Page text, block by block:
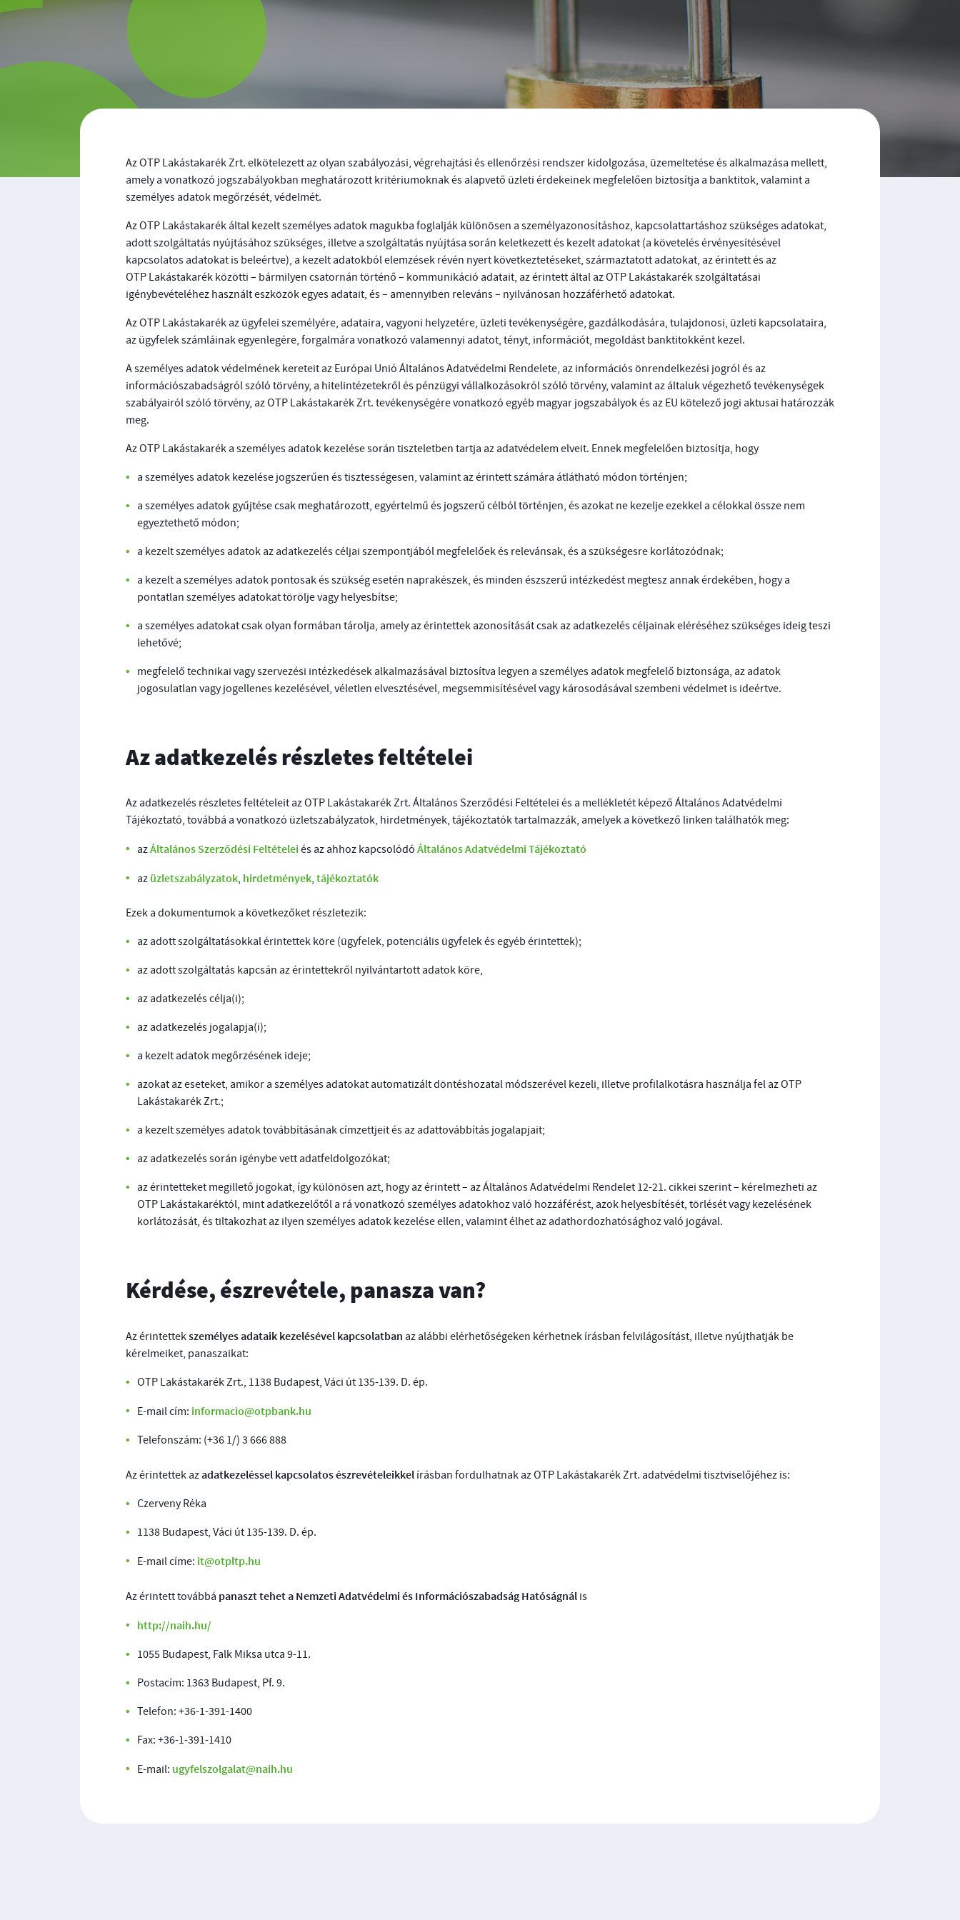
Az OTP Lakástakarék Zrt. elkötelezett az olyan szabályozási, végrehajtási és ellenőrzési rendszer kidolgozása, üzemeltetése és alkalmazása mellett,
amely a vonatkozó jogszabályokban meghatározott kritériumoknak és alapvető üzleti érdekeinek megfelelően biztosítja a banktitok, valamint a
személyes adatok megőrzését, védelmét.
Az OTP Lakástakarék által kezelt személyes adatok magukba foglalják különösen a személyazonosításhoz, kapcsolattartáshoz szükséges adatokat,
adott szolgáltatás nyújtásához szükséges, illetve a szolgáltatás nyújtása során keletkezett és kezelt adatokat (a követelés érvényesítésével
kapcsolatos adatokat is beleértve), a kezelt adatokból elemzések révén nyert következtetéseket, származtatott adatokat, az érintett és az
OTP Lakástakarék közötti – bármilyen csatornán történő – kommunikáció adatait, az érintett által az OTP Lakástakarék szolgáltatásai
igénybevételéhez használt eszközök egyes adatait, és – amennyiben releváns – nyilvánosan hozzáférhető adatokat.
Az OTP Lakástakarék az ügyfelei személyére, adataira, vagyoni helyzetére, üzleti tevékenységére, gazdálkodására, tulajdonosi, üzleti kapcsolataira,
az ügyfelek számláinak egyenlegére, forgalmára vonatkozó valamennyi adatot, tényt, információt, megoldást banktitokként kezel.
A személyes adatok védelmének kereteit az Európai Unió Általános Adatvédelmi Rendelete, az információs önrendelkezési jogról és az
információszabadságról szóló törvény, a hitelintézetekről és pénzügyi vállalkozásokról szóló törvény, valamint az általuk végezhető tevékenységek
szabályairól szóló törvény, az OTP Lakástakarék Zrt. tevékenységére vonatkozó egyéb magyar jogszabályok és az EU kötelező jogi aktusai határozzák
meg.
Az OTP Lakástakarék a személyes adatok kezelése során tiszteletben tartja az adatvédelem elveit. Ennek megfelelően biztosítja, hogy
a személyes adatok kezelése jogszerűen és tisztességesen, valamint az érintett számára átlátható módon történjen;
a személyes adatok gyűjtése csak meghatározott, egyértelmű és jogszerű célból történjen, és azokat ne kezelje ezekkel a célokkal össze nem
egyeztethető módon;
a kezelt személyes adatok az adatkezelés céljai szempontjából megfelelőek és relevánsak, és a szükségesre korlátozódnak;
a kezelt a személyes adatok pontosak és szükség esetén naprakészek, és minden észszerű intézkedést megtesz annak érdekében, hogy a
pontatlan személyes adatokat törölje vagy helyesbítse;
a személyes adatokat csak olyan formában tárolja, amely az érintettek azonosítását csak az adatkezelés céljainak eléréséhez szükséges ideig teszi
lehetővé;
megfelelő technikai vagy szervezési intézkedések alkalmazásával biztosítva legyen a személyes adatok megfelelő biztonsága, az adatok
jogosulatlan vagy jogellenes kezelésével, véletlen elvesztésével, megsemmisítésével vagy károsodásával szembeni védelmet is ideértve.
Az adatkezelés részletes feltételei
Az adatkezelés részletes feltételeit az OTP Lakástakarék Zrt. Általános Szerződési Feltételei és a mellékletét képező Általános Adatvédelmi
Tájékoztató, továbbá a vonatkozó üzletszabályzatok, hirdetmények, tájékoztatók tartalmazzák, amelyek a következő linken találhatók meg:
azÁltalános Szerződési Feltételei és az ahhoz kapcsolódó Általános Adatvédelmi Tájékoztató
az üzletszabályzatok, hirdetmények, tájékoztatók
Ezek a dokumentumok a következőket részletezik:
az adott szolgáltatásokkal érintettek köre (ügyfelek, potenciális ügyfelek és egyéb érintettek);
az adott szolgáltatás kapcsán az érintettekről nyilvántartott adatok köre,
az adatkezelés célja(i);
az adatkezelés jogalapja(i);
a kezelt adatok megőrzésének ideje;
azokat az eseteket, amikor a személyes adatokat automatizált döntéshozatal módszerével kezeli, illetve profilalkotásra használja fel az OTP
Lakástakarék Zrt.;
a kezelt személyes adatok továbbításának címzettjeit és az adattovábbítás jogalapjait;
az adatkezelés során igénybe vett adatfeldolgozókat;
az érintetteket megillető jogokat, így különösen azt, hogy az érintett – az Általános Adatvédelmi Rendelet 12-21. cikkei szerint – kérelmezheti az
OTP Lakástakaréktól, mint adatkezelőtől a rá vonatkozó személyes adatokhoz való hozzáférést, azok helyesbítését, törlését vagy kezelésének
korlátozását, és tiltakozhat az ilyen személyes adatok kezelése ellen, valamint élhet az adathordozhatósághoz való jogával.
Kérdése, észrevétele, panasza van?
Az érintettekszemélyes adataik kezelésével kapcsolatban az alábbi elérhetőségeken kérhetnek írásban felvilágosítást, illetve nyújthatják be
kérelmeiket, panaszaikat:
OTP Lakástakarék Zrt., 1138 Budapest, Váci út 135-139. D. ép.
E-mail cím: informacio@otpbank.hu
Telefonszám: (+36 1/) 3 666 888
Az érintettek azadatkezeléssel kapcsolatos észrevételeikkel írásban fordulhatnak az OTP Lakástakarék Zrt. adatvédelmi tisztviselőjéhez is:
Czerveny Réka
1138 Budapest, Váci út 135-139. D. ép.
E-mail címe: it@otpltp.hu
Az érintett továbbá panaszt tehet a Nemzeti Adatvédelmi és Információszabadság Hatóságnál is
http://naih.hu/
1055 Budapest, Falk Miksa utca 9-11.
Postacím: 1363 Budapest, Pf. 9.
Telefon: +36-1-391-1400
Fax: +36-1-391-1410
E-mail: ugyfelszolgalat@naih.hu